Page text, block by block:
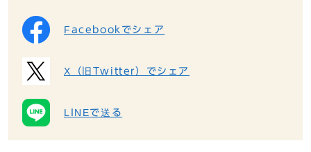
Facebookでシェア
X（旧Twitter）でシェア
LINEで送る